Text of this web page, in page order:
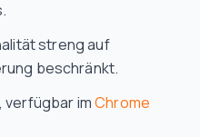
streng auf
beschränkt.
verfügbar imChrome